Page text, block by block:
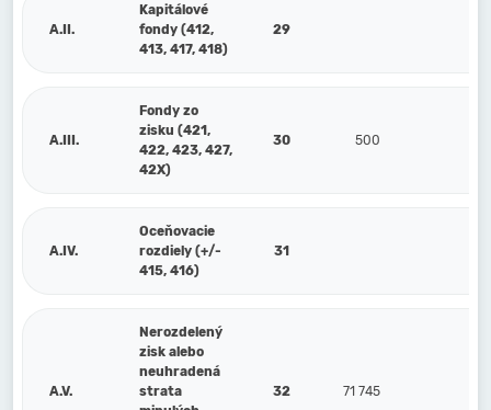
A.II.
Kapitálové
fondy (412,
413, 417, 418)
29
A.III.
Fondy zo
zisku (421,
422, 423, 427,
42X)
30 500
A.IV.
Oceňovacie
rozdiely (+/-
415, 416)
31
A.V.
Nerozdelený
zisk alebo
neuhradená
strata
32 71 745